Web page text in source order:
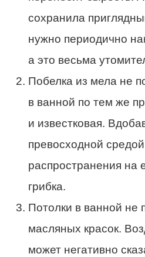
сохранила
нужно периодично
а это весьма
Побелка из мела не
в ванной по тем же
и известковая.
превосходной
распространения на
грибка.
Потолки в ванной не
масляных красок.
может негативно